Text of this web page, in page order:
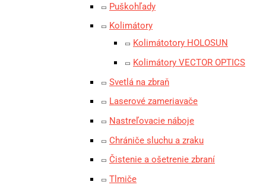
Puškohľady
Kolimátory
Kolimátotory HOLOSUN
Kolimátory VECTOR OPTICS
Svetlá na zbraň
Laserové zameriavače
Nastreľovacie náboje
Chrániče sluchu a zraku
Čistenie a ošetrenie zbraní
Tlmiče